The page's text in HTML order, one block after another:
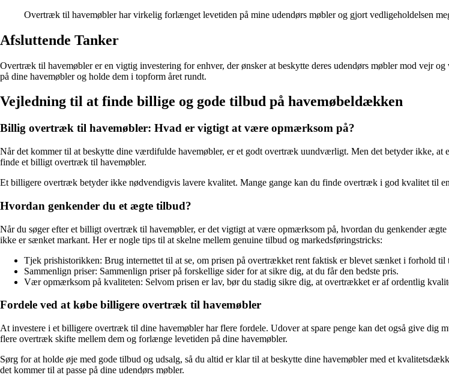
Overtræk til havemøbler har virkelig forlænget levetiden på mine udendørs møbler og gjort vedligeholdelsen
Afsluttende Tanker
Overtræk til havemøbler er en vigtig investering for enhver, der ønsker at beskytte deres udendørs møbler mod vejr
på dine havemøbler og holde dem i topform året rundt.
Vejledning til at finde billige og gode tilbud på havemøbeldækken
Billig overtræk til havemøbler: Hvad er vigtigt at være opmærksom på?
Når det kommer til at beskytte dine værdifulde havemøbler, er et godt overtræk uundværligt. Men det betyder ikke,
finde et billigt overtræk til havemøbler.
Et billigere overtræk betyder ikke nødvendigvis lavere kvalitet. Mange gange kan du finde overtræk i god kvalitet til
Hvordan genkender du et ægte tilbud?
Når du søger efter et billigt overtræk til havemøbler, er det vigtigt at være opmærksom på, hvordan du genkender
ikke er sænket markant. Her er nogle tips til at skelne mellem genuine tilbud og markedsføringstricks:
Tjek prishistorikken: Brug internettet til at se, om prisen på overtrækket rent faktisk er blevet sænket i forhold til
Sammenlign priser: Sammenlign priser på forskellige sider for at sikre dig, at du får den bedste pris.
Vær opmærksom på kvaliteten: Selvom prisen er lav, bør du stadig sikre dig, at overtrækket er af ordentlig
Fordele ved at købe billigere overtræk til havemøbler
At investere i et billigere overtræk til dine havemøbler har flere fordele. Udover at spare penge kan det også give dig
flere overtræk skifte mellem dem og forlænge levetiden på dine havemøbler.
Sørg for at holde øje med gode tilbud og udsalg, så du altid er klar til at beskytte dine havemøbler med et
det kommer til at passe på dine udendørs møbler.